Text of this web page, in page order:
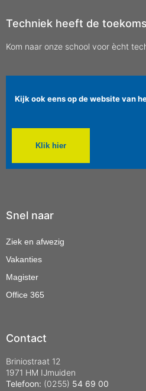
Techniek heeft de
Kom naar onze school voor ècht
Kijk ook eens op de website van
Klik hier
Snel naar
Ziek en afwezig
Vakanties
Magister
Office 365
Contact
Briniostraat 12
1971 HM IJmuiden
Telefoon: (0255) 54 69 00